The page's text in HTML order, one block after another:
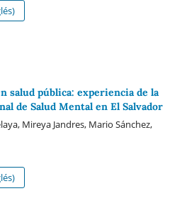
salud pública: experiencia de la
de Salud Mental en El Salvador
Mireya Jandres, Mario Sánchez,